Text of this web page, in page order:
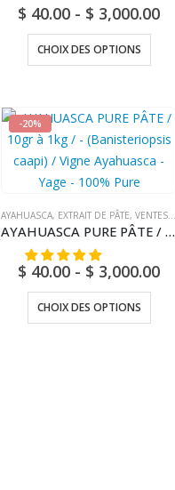
$ 40.00 - $ 3,000.00
CHOIX DES OPTIONS
-20%
AYAHUASCA, EXTRAIT DE PÂTE, VENTES (COURRIER NATIONAL)
AYAHUASCA PURE PÂTE / 10gr à 1kg / - (Banisteriopsis caapi) / Vigne Ayahuasca - Yage - 100% Pure
$ 40.00 - $ 3,000.00
CHOIX DES OPTIONS